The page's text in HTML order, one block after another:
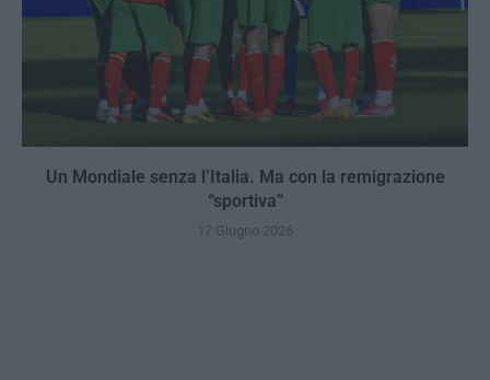
Un Mondiale senza l’Italia. Ma con la remigrazione
“sportiva”
17 Giugno 2026